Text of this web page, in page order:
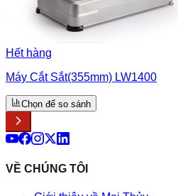
Hết hàng
Máy Cắt Sắt(355mm) LW1400
Chọn để so sánh
VỀ CHÚNG TÔI